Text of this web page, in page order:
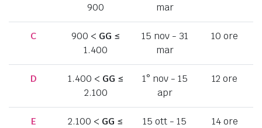
900
mar
C 900 < GG ≤
1.400
15 nov - 31
mar
10 ore
D 1.400 < GG ≤
2.100
1° nov - 15
apr
12 ore
E 2.100 < GG ≤
15 ott - 15
14 ore